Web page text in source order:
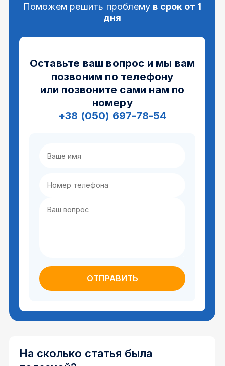
Поможем решить проблему в срок от 1
дня
Оставьте ваш вопрос и мы вам
позвоним по телефону
или позвоните сами нам по
номеру
+38 (050) 697-78-54
На сколько статья была